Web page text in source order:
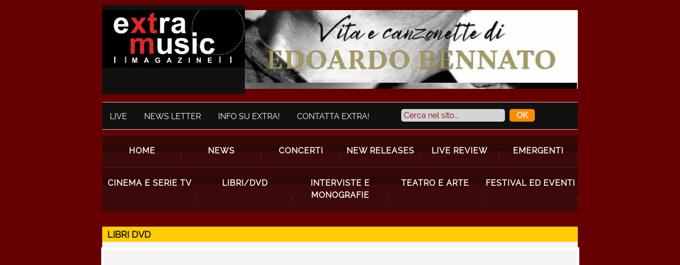
LIVE NEWS LETTER INFO SU EXTRA! CONTATTA EXTRA!
HOME NEWS CONCERTI NEW RELEASES LIVE REVIEW EMERGENTI
CINEMA E SERIE TV LIBRI/DVD
INTERVISTE E
MONOGRAFIE
TEATRO E ARTE FESTIVAL ED EVENTI
LIBRI DVD